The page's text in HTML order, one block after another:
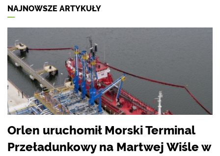
NAJNOWSZE ARTYKUŁY
Orlen uruchomił Morski Terminal
Przeładunkowy na Martwej Wiśle w